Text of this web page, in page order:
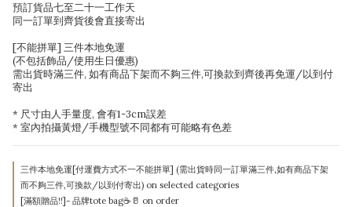
預訂貨品七至二十一工作天
同一訂單到齊貨後會直接寄出
[不能拼單] 三件本地免運
(不包括飾品/使用生日優惠)
需出貨時滿三件, 如有商品下架而不夠三件,可換款到齊後再免運/以到付
寄出
* 尺寸由人手量度, 會有1-3cm誤差
* 室內拍攝黃燈/手機型號不同都有可能略有色差
三件本地免運[付運費方式不一不能拼單] (需出貨時同一訂單滿三件,如有商品下架
而不夠三件,可換款/以到付寄出) on selected categories
[滿額贈品!!]- 品牌tote bag☕🥛 on order